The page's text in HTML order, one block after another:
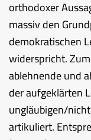
orthodoxer
massiv den
demokratischen
widerspricht.
ablehnende und
der aufgeklärten
ungläubigen/
artikuliert.